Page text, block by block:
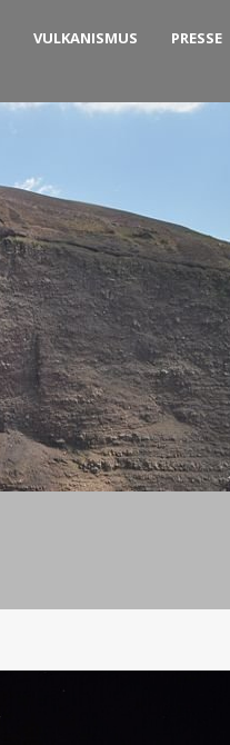
VULKANISMUS PRESSE